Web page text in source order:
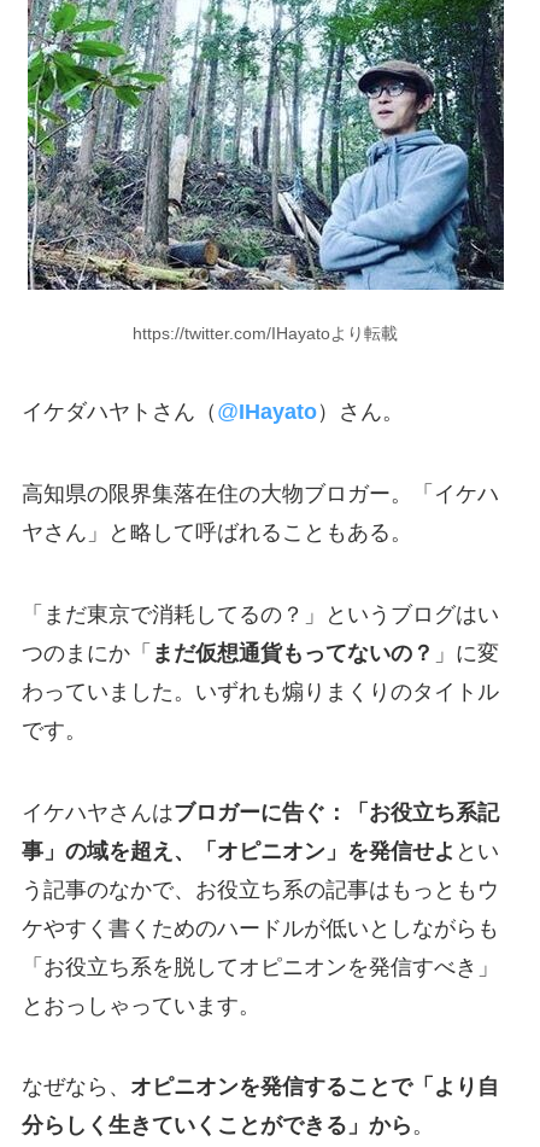
https://twitter.com/IHayatoより転載
イケダハヤトさん（ @IHayato）さん。
高知県の限界集落在住の大物ブロガー。「イケハ
ヤさん」と略して呼ばれることもある。
「まだ東京で消耗してるの？」というブログはい
つのまにか「 まだ仮想通貨もってないの？ 」に変
わっていました。いずれも煽りまくりのタイトル
です。
イケハヤさんはブロガーに告ぐ：「お役立ち系記
事」の域を超え、「オピニオン」を発信せよ とい
う記事のなかで、お役立ち系の記事はもっともウ
ケやすく書くためのハードルが低いとしながらも
「お役立ち系を脱してオピニオンを発信すべき」
とおっしゃっています。
なぜなら、 オピニオンを発信することで「より自
分らしく生きていくことができる」から。